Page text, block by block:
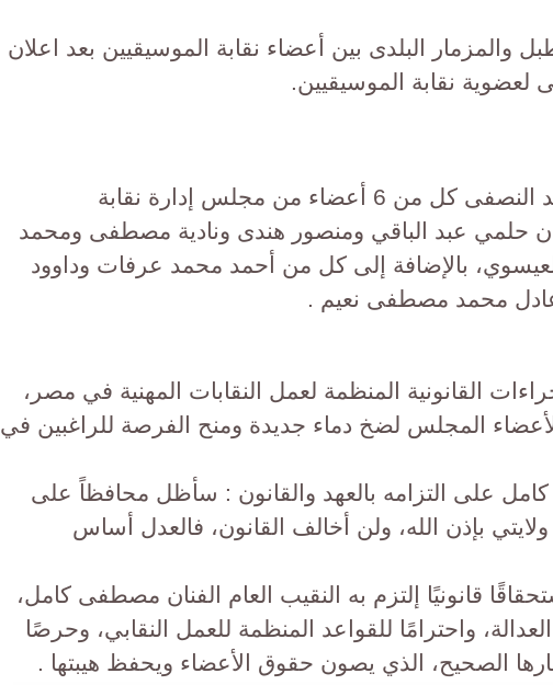
والمزمار البلدى بين أعضاء نقابة الموسيقيين بعد اعلان
لعضوية نقابة الموسيقيين.
وتنافس على انتخابات التجديد النصفى كل من 6 أعضاء من مجلس إدارة نقابة
حلمي عبد الباقي ومنصور هندى ونادية مصطفى ومحمد
بالإضافة إلى كل من أحمد محمد عرفات وداوود
محمد مصطفى نعيم .
القانونية المنظمة لعمل النقابات المهنية في مصر،
المجلس لضخ دماء جديدة ومنح الفرصة للراغبين في
على التزامه بالعهد والقانون : سأظل محافظاً على
ولايتي بإذن الله، ولن أخالف القانون، فالعدل أساس
قانونيًا إلتزم به النقيب العام الفنان مصطفى كامل،
العدالة، واحترامًا للقواعد المنظمة للعمل النقابي، وحرصًا
الصحيح، الذي يصون حقوق الأعضاء ويحفظ هيبتها .